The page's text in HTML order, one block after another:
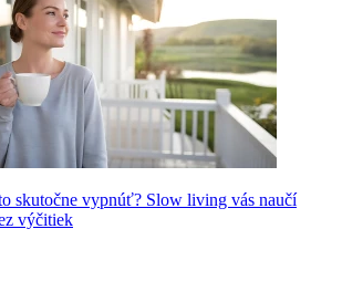
skutočne vypnúť? Slow living vás naučí
výčitiek